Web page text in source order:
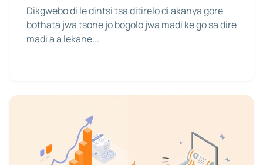
Dikgwebo di le dintsi tsa ditirelo di akanya gore
bothata jwa tsone jo bogolo jwa madi ke go sa dire
madi a a lekane...